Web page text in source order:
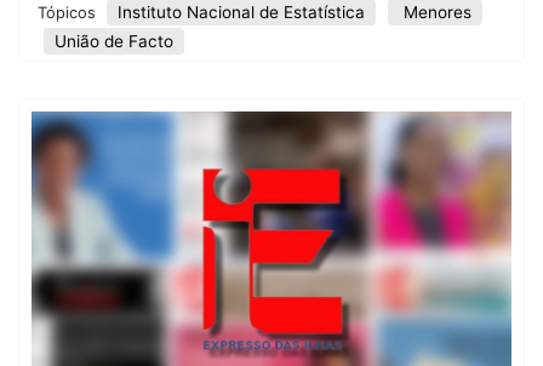
Tópicos Instituto Nacional de Estatística
Menores
União de Facto